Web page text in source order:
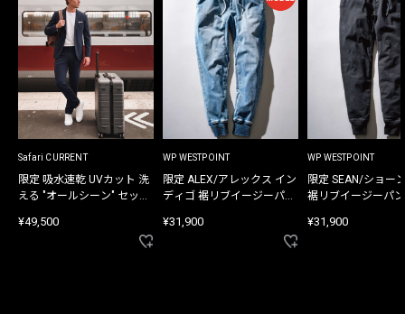
Safari CURRENT
限定 吸水速乾 UVカット 洗
える "オールシーン" セット
¥49,500
WP WESTPOINT
限定 ALEX/アレックス イン
ディゴ 裾リブイージーパン
¥31,900
WP WESTPOINT
限定 SEAN/ショー
裾リブイージーパ
¥31,900